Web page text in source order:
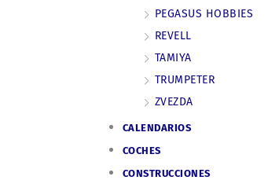
PEGASUS HOBBIES
REVELL
TAMIYA
TRUMPETER
ZVEZDA
CALENDARIOS
COCHES
CONSTRUCCIONES